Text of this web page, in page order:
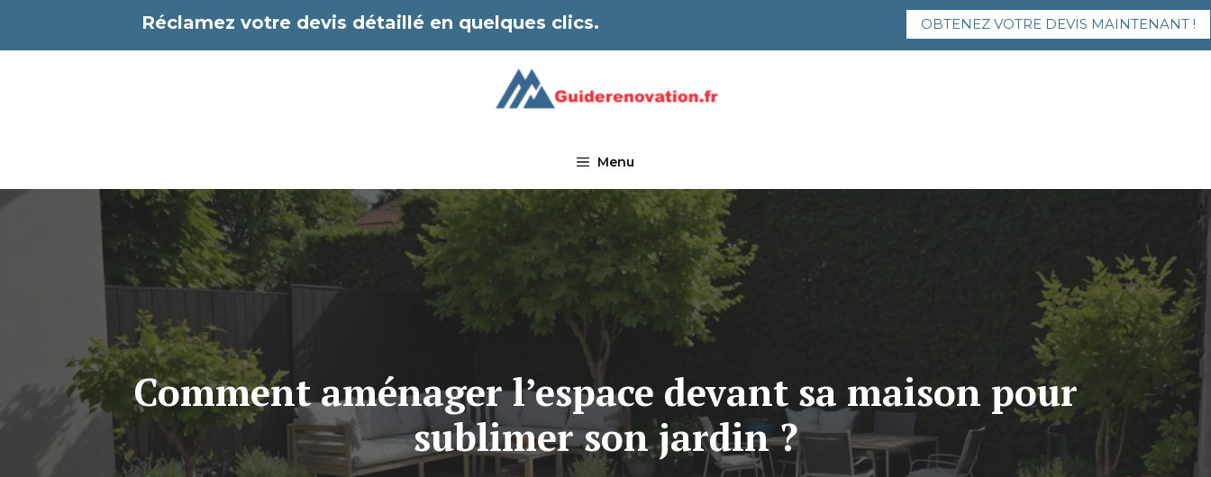
contenu
Réclamez votre devis détaillé en quelques clics. OBTENEZ VOTRE DEVIS MAINTENANT !
Menu
Comment aménager l’espace devant sa maison pour
sublimer son jardin ?